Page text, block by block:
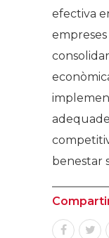
efectiva
empreses
benestar